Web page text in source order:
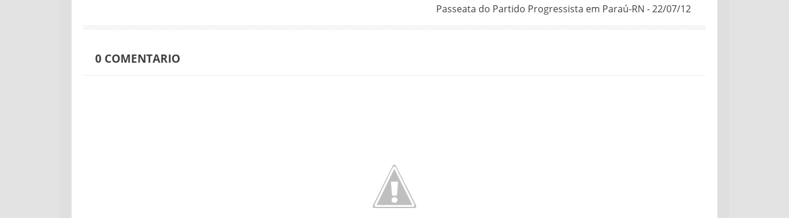
Passeata do Partido Progressista em Paraú-RN - 22/07/12
0 COMENTARIO